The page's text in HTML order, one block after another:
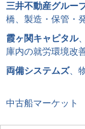
三井不動産グルー
橋、製造・保管・
霞ヶ関キャピタル
庫内の就労環境
両備システムズ、
中古船マーケット